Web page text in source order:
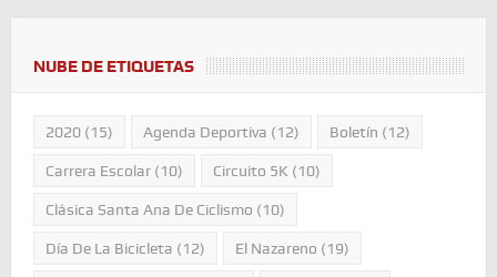
NUBE DE ETIQUETAS
2020(15) Agenda Deportiva (12) Boletín (12)
Carrera Escolar(10) Circuito 5K (10)
Clásica Santa Ana De Ciclismo (10)
Día De La Bicicleta (12) El Nazareno (19)